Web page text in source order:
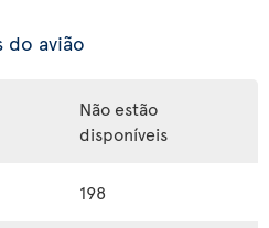
do avião
Não estão
disponíveis
198